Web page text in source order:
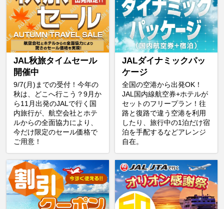
JAL秋旅タイムセール
開催中
9/7(月)までの受付！今年の
秋は、どこへ行こう？9月か
ら11月出発のJALで行く国
内旅行が、航空会社とホテ
ルからの全面協力により、
今だけ限定のセール価格で
ご用意！
JALダイナミックパッ
ケージ
全国の空港から出発OK！
JAL国内線航空券+ホテルが
セットのフリープラン！往
路と復路で違う空港を利用
したり、旅行中の1泊だけ宿
泊を手配するなどアレンジ
自在。